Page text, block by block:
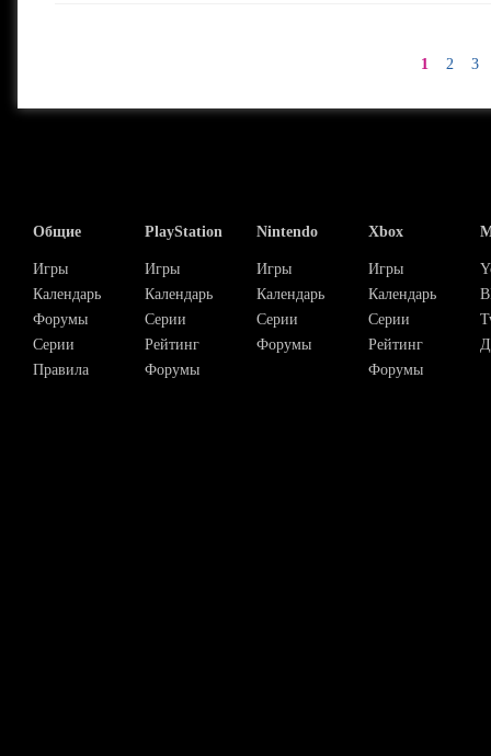
1 2 3
Общие
Игры
Календарь
Форумы
Серии
Правила
PlayStation
Игры
Календарь
Серии
Рейтинг
Форумы
Nintendo
Игры
Календарь
Серии
Форумы
Xbox
Игры
Календарь
Серии
Рейтинг
Форумы